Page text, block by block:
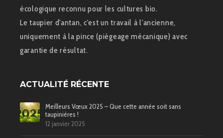
écologique reconnu pour les cultures bio.
Le taupier d'antan, c'est un travail à l'ancienne,
uniquement à la pince (piégeage mécanique) avec
garantie de résultat.
ACTUALITÉ RÉCENTE
Meilleurs Vœux 2025 – Que cette année soit sans
taupinières !
12 janvier 2025